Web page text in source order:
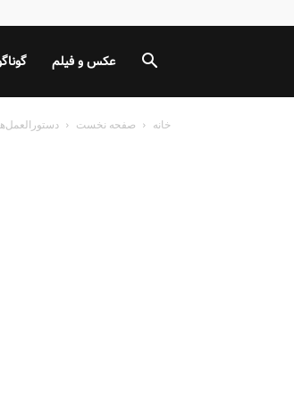
عکس و فیلم
خانه صفحه نخست